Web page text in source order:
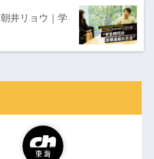
井リョウ｜学